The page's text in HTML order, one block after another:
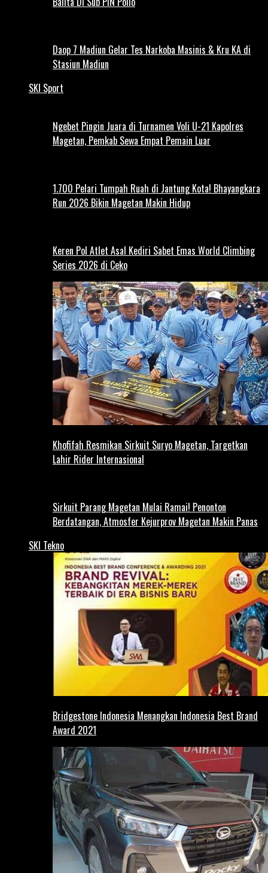
Daop 7 Madiun Gelar Tes Narkoba Masinis & Kru KA di
Stasiun Madiun
SKI Sport
Ngebet Pingin Juara di Turnamen Voli U-21 Kapolres
Magetan, Pemkab Sewa Empat Pemain Luar
1.700 Pelari Tumpah Ruah di Jantung Kota! Bhayangkara
Run 2026 Bikin Magetan Makin Hidup
Keren Pol Atlet Asal Kediri Sabet Emas World Climbing
Series 2026 di Ceko
Khofifah Resmikan Sirkuit Suryo Magetan, Targetkan
Lahir Rider Internasional
Sirkuit Parang Magetan Mulai Ramai! Penonton
Berdatangan, Atmosfer Kejurprov Magetan Makin Panas
SKI Tekno
Bridgestone Indonesia Menangkan Indonesia Best Brand
Award 2021